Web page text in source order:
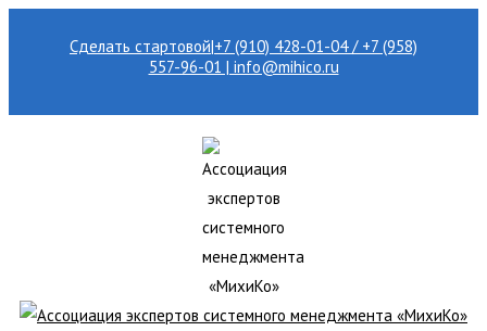
Сделать стартовой|+7 (910) 428-01-04 / +7 (958)
557-96-01 | info@mihico.ru